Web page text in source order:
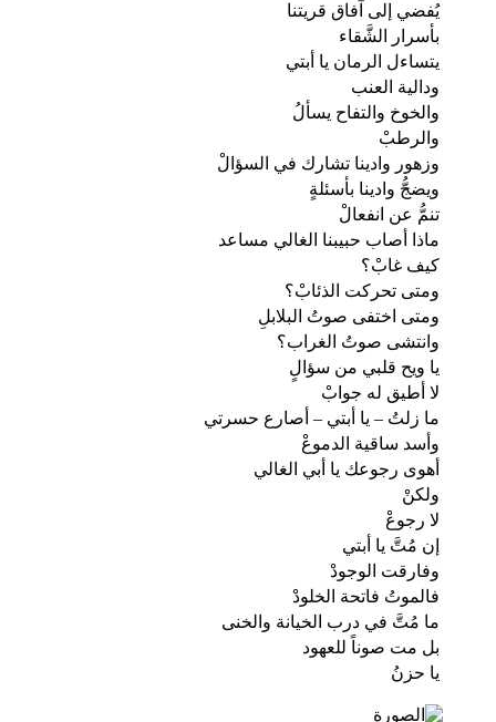
يُفضي إلى آفاق قريتنا
بأسرار الشَّقاء
يتساءل الرمان يا أبتي
ودالية العنب
والخوخ والتفاح يسألُ
والرطبْ
وزهور وادينا تشارك في السؤالْ
ويضجُّ وادينا بأسئلةٍ
تنمُّ عن انفعالْ
ماذا أصاب حبيبنا الغالي مساعد
كيف غابْ؟
ومتى تحركت الذئابْ؟
ومتى اختفى صوتُ البلابلِ
وانتشى صوتُ الغراب؟
يا ويح قلبي من سؤالٍ
لا أطيق له جوابْ
ما زلتُ – يا أبتي – أصارع حسرتي
وأسد ساقية الدموعْ
أهوى رجوعك يا أبي الغالي
ولكنْ
لا رجوعْ
إن مُتَّ يا أبتي
وفارقت الوجودْ
فالموتُ فاتحة الخلودْ
ما مُتَّ في درب الخيانة والخنى
بل مت صوناً للعهود
يا حزنُ